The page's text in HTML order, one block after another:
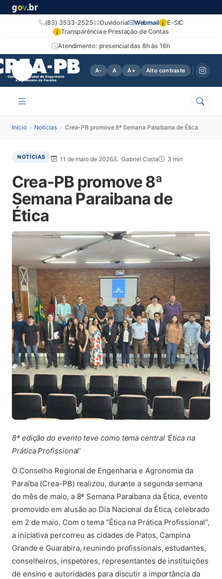
gov.br
Atendimento: presencial das 8h às 16h
(83) 3533-2525 Ouvidoria Webmail i E-SIC
i Transparência e Prestação de Contas
A- A A+ Alto contraste
Início › Notícias › Crea-PB promove 8ª Semana Paraibana de Ética
NOTÍCIAS 11 de maio de 2026 Gabriel Costa 3 min
Crea-PB promove 8ª
Semana Paraibana de
Ética
8ª edição do evento teve como tema central ‘Ética na
Prática Profissional’
O Conselho Regional de Engenharia e Agronomia da
Paraíba (Crea-PB) realizou, durante a segunda semana
do mês de maio, a 8ª Semana Paraibana da Ética, evento
promovido em alusão ao Dia Nacional da Ética, celebrado
em 2 de maio. Com o tema “Ética na Prática Profissional”,
a iniciativa percorreu as cidades de Patos, Campina
Grande e Guarabira, reunindo profissionais, estudantes,
conselheiros, inspetores, representantes de instituições
de ensino e autoridades para discutir a importância da